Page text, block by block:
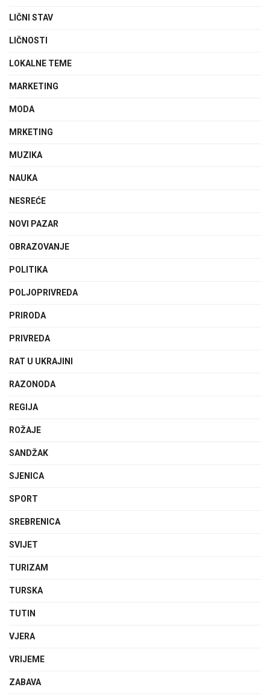
LIČNI STAV
LIČNOSTI
LOKALNE TEME
MARKETING
MODA
MRKETING
MUZIKA
NAUKA
NESREĆE
NOVI PAZAR
OBRAZOVANJE
POLITIKA
POLJOPRIVREDA
PRIRODA
PRIVREDA
RAT U UKRAJINI
RAZONODA
REGIJA
ROŽAJE
SANDŽAK
SJENICA
SPORT
SREBRENICA
SVIJET
TURIZAM
TURSKA
TUTIN
VJERA
VRIJEME
ZABAVA